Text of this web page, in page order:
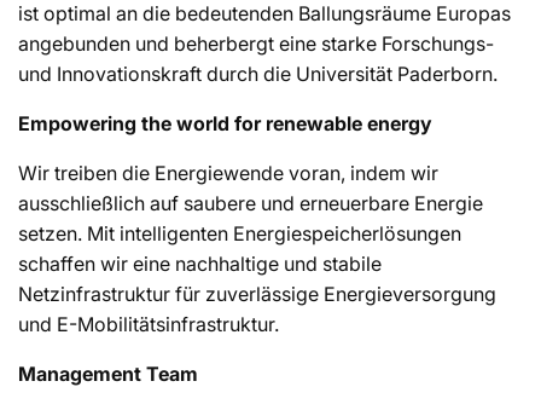
ist optimal an die bedeutenden Ballungsräume Europas
angebunden und beherbergt eine starke Forschungs-
und Innovationskraft durch die Universität Paderborn.
Empowering the world for renewable energy
Wir treiben die Energiewende voran, indem wir
ausschließlich auf saubere und erneuerbare Energie
setzen. Mit intelligenten Energiespeicherlösungen
schaffen wir eine nachhaltige und stabile
Netzinfrastruktur für zuverlässige Energieversorgung
und E-Mobilitätsinfrastruktur.
Management Team